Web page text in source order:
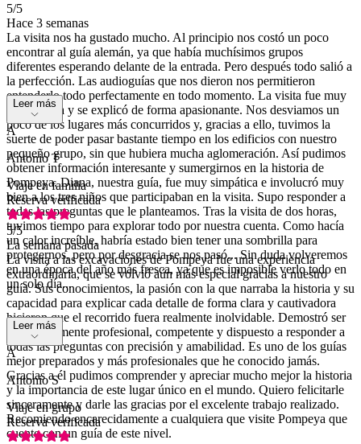
5/5
Hace 3 semanas
La visita nos ha gustado mucho. Al principio nos costó un poco
encontrar al guía alemán, ya que había muchísimos grupos
diferentes esperando delante de la entrada. Pero después todo salió a
la perfección. Las audioguías que nos dieron nos permitieron
entenderlo todo perfectamente en todo momento. La visita fue muy
informativa y se explicó de forma apasionante. Nos desviamos un
poco de los lugares más concurridos y, gracias a ello, tuvimos la
suerte de poder pasar bastante tiempo en los edificios con nuestro
pequeño grupo, sin que hubiera mucha aglomeración. Así pudimos
obtener información interesante y sumergirnos en la historia de
Pompeya. Diana, nuestra guía, fue muy simpática e involucró muy
bien a los tres niños que participaban en la visita. Supo responder a
todas las preguntas que le planteamos. Tras la visita de dos horas,
tuvimos tiempo para explorar todo por nuestra cuenta. Como hacía
un calor increíble, habría estado bien tener una sombrilla para
protegernos, pero por desgracia se nos pasó... Sin duda volveremos
en una época del año más fresca, ya que es imposible verlo todo en
un solo día...
Leer más
A
Antonio T
Viaje en familia
Reserva verificada
5/5
La semana pasada
La visita a las excavaciones de Pompeya fue una experiencia
extraordinaria, que se volvió aún más especial gracias a nuestro
guía. Sus conocimientos, la pasión con la que narraba la historia y su
capacidad para explicar cada detalle de forma clara y cautivadora
hicieron que el recorrido fuera realmente inolvidable. Demostró ser
extremadamente profesional, competente y dispuesto a responder a
todas las preguntas con precisión y amabilidad. Es uno de los guías
mejor preparados y más profesionales que he conocido jamás.
Gracias a él pudimos comprender y apreciar mucho mejor la historia
y la importancia de este lugar único en el mundo. Quiero felicitarle
sinceramente y darle las gracias por el excelente trabajo realizado.
Recomiendo encarecidamente a cualquiera que visite Pompeya que
cuente con un guía de este nivel.
Leer más
A
Antonio S
Viaje en grupo
Reserva verificada